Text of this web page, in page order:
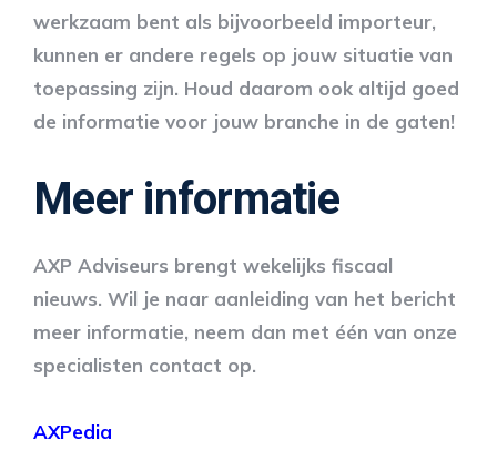
werkzaam bent als bijvoorbeeld importeur,
kunnen er andere regels op jouw situatie van
toepassing zijn. Houd daarom ook altijd goed
de informatie voor jouw branche in de gaten!
Meer informatie
AXP Adviseurs brengt wekelijks fiscaal
nieuws. Wil je naar aanleiding van het bericht
meer informatie, neem dan met één van onze
specialisten contact op.
AXPedia